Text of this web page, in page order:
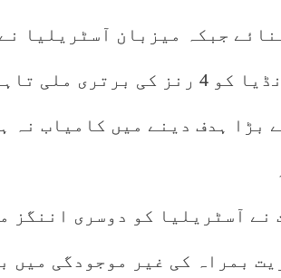
اور یوں ٹیم انڈیا کو 4 رنز کی
بمراہ کی غیر موجودگی میں